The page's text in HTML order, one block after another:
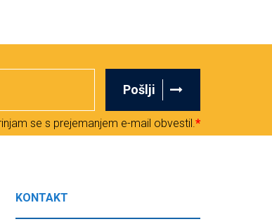
Pošlji
se s prejemanjem e-mail obvestil.*
KONTAKT